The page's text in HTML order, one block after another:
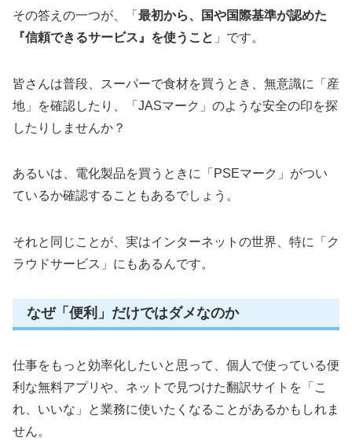
その答えの一つが、「 最初から、国や国際基準が認めた
『信頼できるサービス』を使うこと 」です。
皆さんは普段、スーパーで食材を買うとき、無意識に「産
地」を確認したり、「JASマーク」のような安全の印を探
したりしませんか？
あるいは、電化製品を買うときに「PSEマーク」がつい
ているか確認することもあるでしょう。
それと同じことが、実はインターネットの世界、特に「ク
ラウドサービス」にもあるんです。
なぜ「便利」だけではダメなのか
仕事をもっと効率化したいと思って、個人で使っている便
利な無料アプリや、ネットで見つけた翻訳サイトを「こ
れ、いいな」と業務に使いたくなることがあるかもしれま
せん。